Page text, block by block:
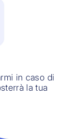
in caso di
la tua